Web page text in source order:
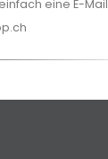
eine E-Mail